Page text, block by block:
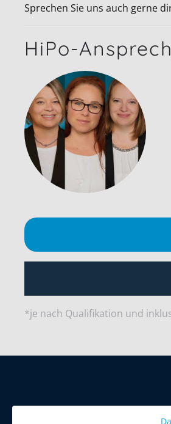
Sprechen Sie uns auch gerne
HiPo-
*je nach Qualifikation und